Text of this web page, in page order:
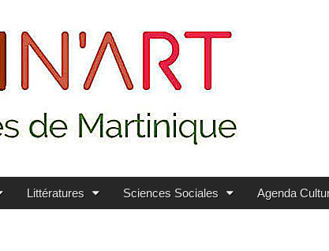
Littératures Sciences Sociales Agenda